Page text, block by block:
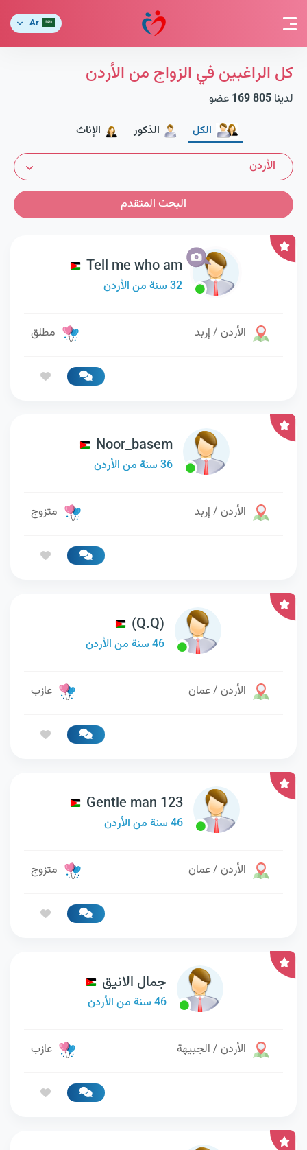
Ar
كل الراغبين في الزواج من الأردن
لدينا 169 805 عضو
الكل
الذكور الإناث
الأردن
البحث المتقدم
Tell me who am
32 سنة من الأردن
الأردن / إربد مطلق
Noor_basem
36 سنة من الأردن
الأردن / إربد متزوج
(Q.Q)
46 سنة من الأردن
الأردن / عمان عازب
Gentle man 123
46 سنة من الأردن
الأردن / عمان متزوج
جمال الانيق
46 سنة من الأردن
الأردن / الجبيهة عازب